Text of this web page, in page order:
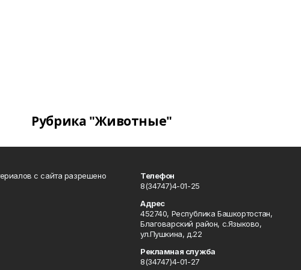
Рубрика "Животные"
с сайта разрешено
Телефон
8(34747)4-01-25
Адрес
452740, Республика Башкортостан,
Благоварский район, с.Языково,
ул.Пушкина, д.22
Рекламная служба
8(34747)4-01-27